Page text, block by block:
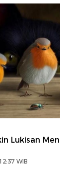
Lukisan
WIB